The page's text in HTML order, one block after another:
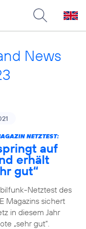
News
NETZTEST:
auf
erhält
gut“
Netztest des
Magazins sichert
in diesem Jahr
„sehr gut“.